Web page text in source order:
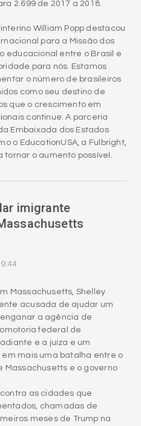
2.699 de 2017 a 2018.
William Popp destacou
para a Missão dos
educacional entre o Brasil e
para nós. Estamos
o número de brasileiros
como seu destino de
que o crescimento em
continue. A parceria
Embaixada dos Estados
o EducationUSA, a Fulbright,
tornar o aumento possível.
imigrante
Massachusetts, Shelley
acusada de ajudar um
a agência de
federal de
e a juíza e um
mais uma batalha entre o
Massachusetts e o governo
as cidades que
chamadas de
meses de Trump na